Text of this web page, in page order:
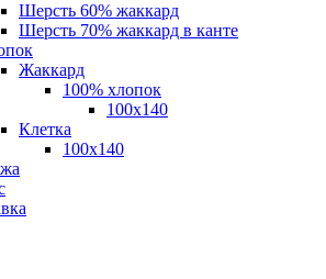
Шерсть 60% жаккард
Шерсть 70% жаккард в канте
Жаккард
100% хлопок
100x140
Клетка
100х140